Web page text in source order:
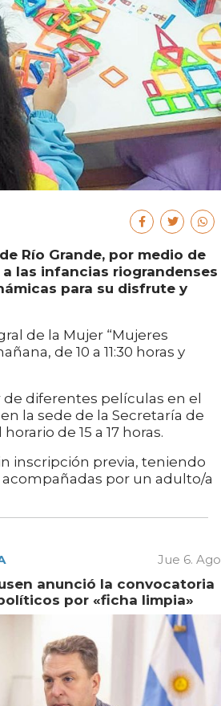
Río Grande, por medio de
las infancias riograndenses
para su disfrute y
de la Mujer “Mujeres
de 10 a 11:30 horas y
diferentes películas en el
la sede de la Secretaría de
de 15 a 17 horas.
inscripción previa, teniendo
por un adulto/a
Jue 6. Ago
anunció la convocatoria
por «ficha limpia»